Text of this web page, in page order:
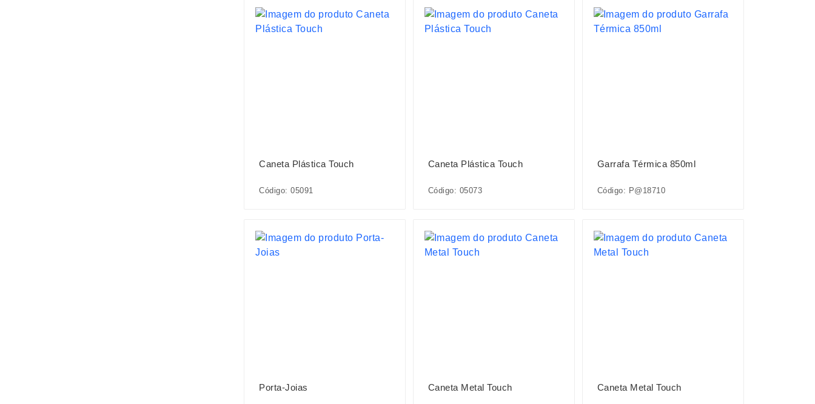
Caneta Plástica Touch
Código: 05091
Caneta Plástica Touch
Código: 05073
Garrafa Térmica 850ml
Código: P@18710
Porta-Joias Caneta Metal Touch Caneta Metal Touch